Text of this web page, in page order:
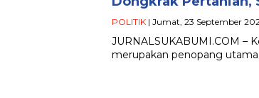
POLITIK | Jumat, 23 September
JURNALSUKABUMI.COM –
merupakan penopang